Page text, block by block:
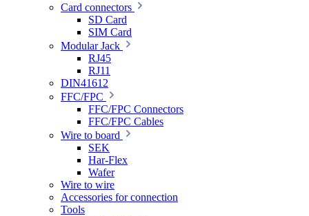
Card connectors
SD Card
SIM Card
Modular Jack
RJ45
RJ11
DIN41612
FFC/FPC
FFC/FPC Connectors
FFC/FPC Cables
Wire to board
SEK
Har-Flex
Wafer
Wire to wire
Accessories for connection
Tools